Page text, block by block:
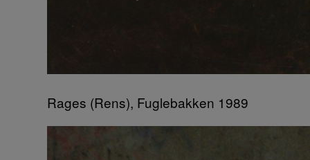
Rages (Rens), Fuglebakken 1989